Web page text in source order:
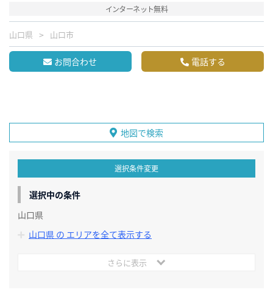
インターネット無料
山口県 山口市
お問合わせ 電話する
地図で検索
選択条件変更
選択中の条件
山口県
山口県 の エリアを全て表示する
さらに表示